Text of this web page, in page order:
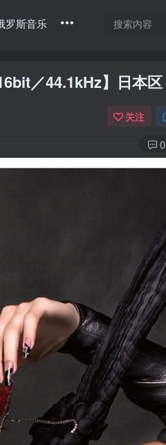
罗斯音乐
／44.1kHz】日本区
关注
0